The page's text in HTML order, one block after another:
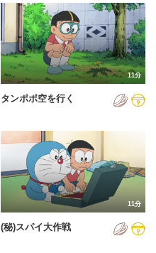
11分
タンポポ空を行く
11分
(秘)スパイ大作戦